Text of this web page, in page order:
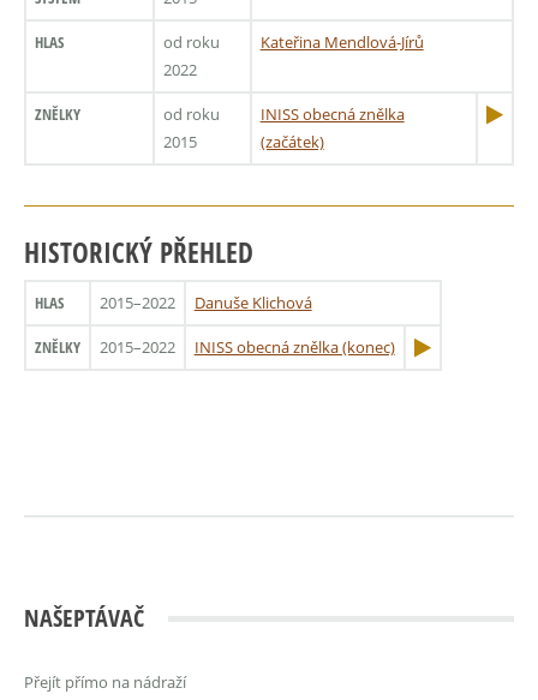
HLAS
od roku
2022
Kateřina Mendlová-Jírů
ZNĚLKY
od roku
2015
INISS obecná znělka
(začátek)
HISTORICKÝ PŘEHLED
HLAS 2015–2022 Danuše Klichová
ZNĚLKY 2015–2022 INISS obecná znělka (konec)
NAŠEPTÁVAČ
Přejít přímo na nádraží